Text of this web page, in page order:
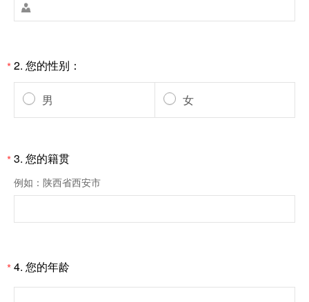

*2. 您的性别：
男 女
*3. 您的籍贯
例如：陕西省西安市
*4. 您的年龄